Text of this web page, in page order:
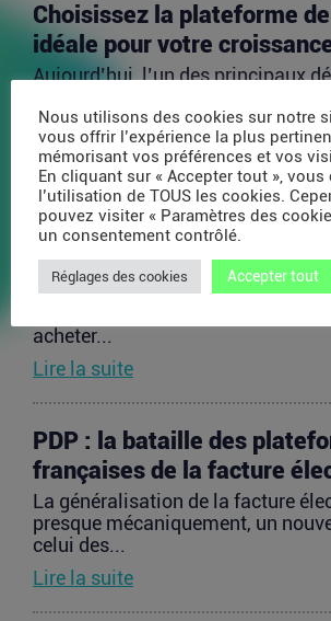
Choisissez la plateforme
idéale pour votre
Aujourd’hui, l’un des principaux
Lire la suite
Avec 35 millions de dollars,
veut devenir le contrôleur
des agents IA
Les agents IA peuvent enchaîner
acheter...
Lire la suite
PDP : la bataille des
françaises de la facture
La généralisation de la facture
presque mécaniquement, un
celui des...
Lire la suite
Nous utilisons des cookies sur notre
vous offrir l’expérience la plus
mémorisant vos préférences et vos
En cliquant sur « Accepter tout », vous
l’utilisation de TOUS les cookies.
pouvez visiter « Paramètres des
un consentement contrôlé.
Réglages des cookies Accepter tout